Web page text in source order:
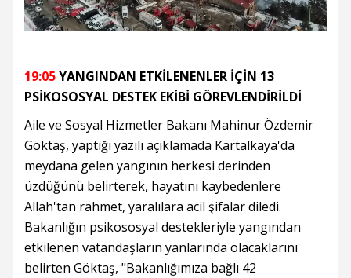
19:05YANGINDAN ETKİLENENLER İÇİN 13
PSİKOSOSYAL DESTEK EKİBİ GÖREVLENDİRİLDİ
Aile ve Sosyal Hizmetler Bakanı Mahinur Özdemir
Göktaş, yaptığı yazılı açıklamada Kartalkaya'da
meydana gelen yangının herkesi derinden
üzdüğünü belirterek, hayatını kaybedenlere
Allah'tan rahmet, yaralılara acil şifalar diledi.
Bakanlığın psikososyal destekleriyle yangından
etkilenen vatandaşların yanlarında olacaklarını
belirten Göktaş, "Bakanlığımıza bağlı 42